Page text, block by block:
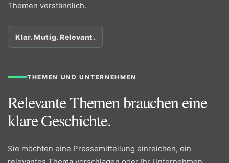
Themen verständlich.
Klar. Mutig. Relevant.
THEMEN UND UNTERNEHMEN
Relevante Themen brauchen eine
klare Geschichte.
Sie möchten eine Pressemitteilung einreichen, ein